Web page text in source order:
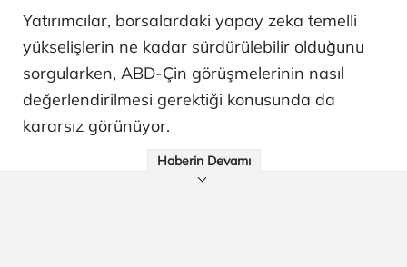
Yatırımcılar, borsalardaki yapay zeka temelli
yükselişlerin ne kadar sürdürülebilir olduğunu
sorgularken, ABD-Çin görüşmelerinin nasıl
değerlendirilmesi gerektiği konusunda da
kararsız görünüyor.
Haberin Devamı